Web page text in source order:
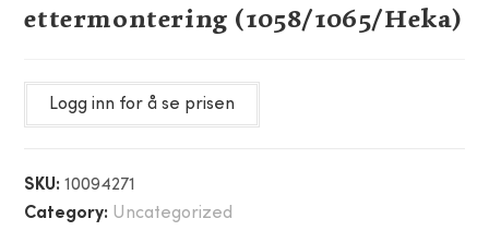
ettermontering (1058/1065/Heka)
Logg inn for å se prisen
SKU:10094271
Category: Uncategorized